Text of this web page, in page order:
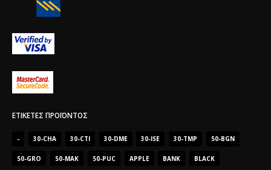
ΕΤΙΚΈΤΕΣ ΠΡΟΪΌΝΤΟΣ
- 30-CHA 30-CTI 30-DME 30-ISE 30-TMP 50-BGN
50-GRO 50-MAK 50-PUC APPLE BANK BLACK